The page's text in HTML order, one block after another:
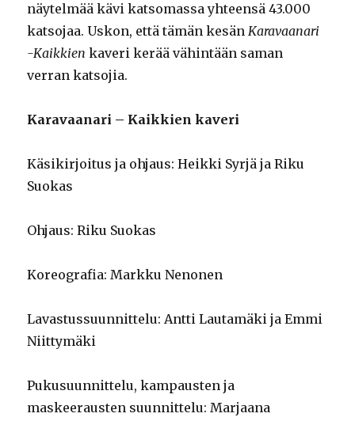
näytelmää kävi katsomassa yhteensä 43.000
katsojaa. Uskon, että tämän kesänKaravaanari
-Kaikkienkaveri kerää vähintään saman
verran katsojia.
Karavaanari – Kaikkien kaveri
Käsikirjoitus ja ohjaus: Heikki Syrjä ja Riku
Suokas
Ohjaus: Riku Suokas
Koreografia: Markku Nenonen
Lavastussuunnittelu: Antti Lautamäki ja Emmi
Niittymäki
Pukusuunnittelu, kampausten ja
maskeerausten suunnittelu: Marjaana